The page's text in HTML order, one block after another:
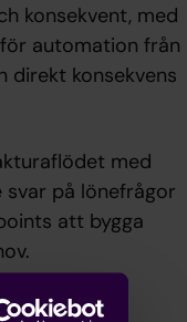
konsekvent, med
automation från
direkt konsekvens
med
svar på lönefrågor
att bygga